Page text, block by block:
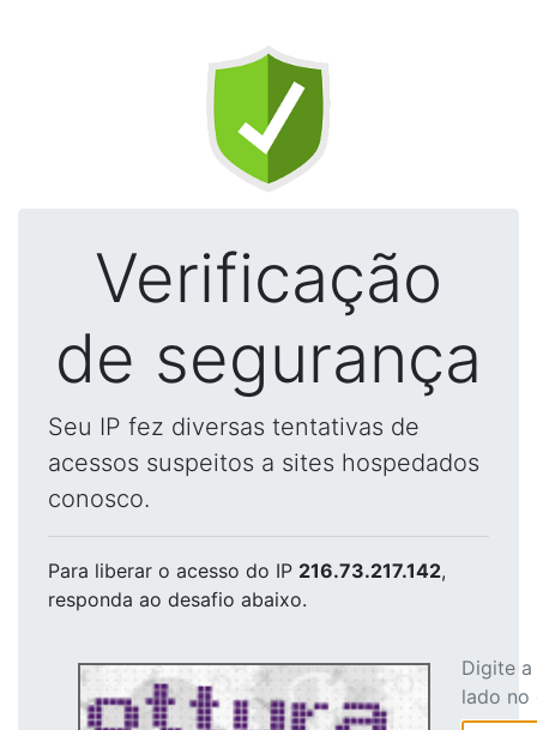
Verificação
de segurança
Seu IP fez diversas tentativas de
acessos suspeitos a sites hospedados
conosco.
Para liberar o acesso do IP 216.73.217.142,
responda ao desafio abaixo.
Digite
lado no